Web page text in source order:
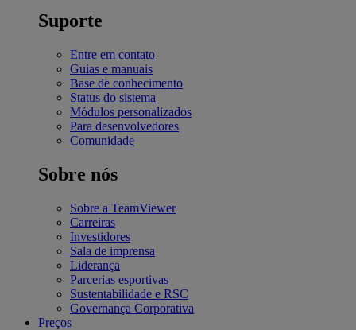
Suporte
Entre em contato
Guias e manuais
Base de conhecimento
Status do sistema
Módulos personalizados
Para desenvolvedores
Comunidade
Sobre nós
Sobre a TeamViewer
Carreiras
Investidores
Sala de imprensa
Liderança
Parcerias esportivas
Sustentabilidade e RSC
Governança Corporativa
Preços